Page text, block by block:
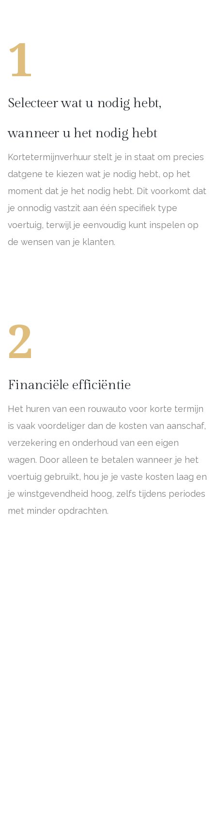
1
Selecteer wat u nodig hebt,
wanneer u het nodig hebt
Kortetermijnverhuur stelt je in staat om precies
datgene te kiezen wat je nodig hebt, op het
moment dat je het nodig hebt. Dit voorkomt dat
je onnodig vastzit aan één specifiek type
voertuig, terwijl je eenvoudig kunt inspelen op
de wensen van je klanten.
2
Financiële efficiëntie
Het huren van een rouwauto voor korte termijn
is vaak voordeliger dan de kosten van aanschaf,
verzekering en onderhoud van een eigen
wagen. Door alleen te betalen wanneer je het
voertuig gebruikt, hou je je vaste kosten laag en
je winstgevendheid hoog, zelfs tijdens periodes
met minder opdrachten.